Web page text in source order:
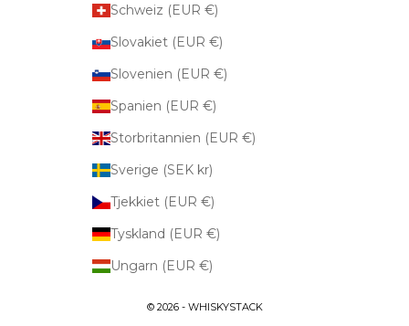
Schweiz (EUR €)
Slovakiet (EUR €)
Slovenien (EUR €)
Spanien (EUR €)
Storbritannien (EUR €)
Sverige (SEK kr)
Tjekkiet (EUR €)
Tyskland (EUR €)
Ungarn (EUR €)
© 2026 - WHISKYSTACK